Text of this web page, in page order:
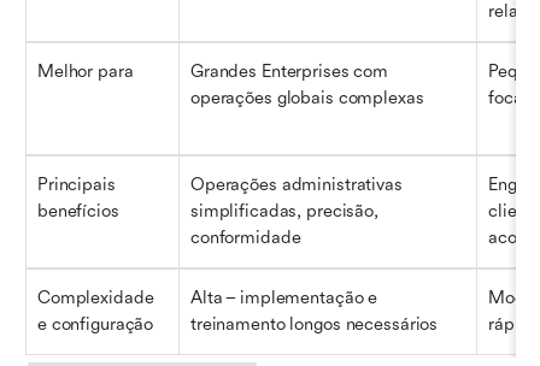
Melhor para
Grandes Enterprises com
operações globais complexas
Principais
benefícios
Operações administrativas
simplificadas, precisão,
conformidade
Complexidade
e configuração
Alta – implementação e
treinamento longos necessários